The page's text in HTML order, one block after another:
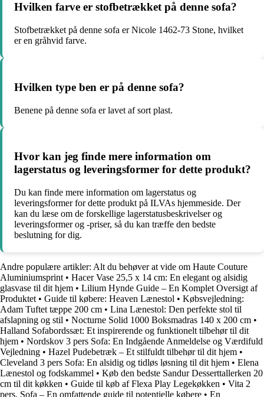
Hvilken farve er stofbetrækket på denne sofa?
Stofbetrækket på denne sofa er Nicole 1462-73 Stone, hvilket
er en gråhvid farve.
Hvilken type ben er på denne sofa?
Benene på denne sofa er lavet af sort plast.
Hvor kan jeg finde mere information om
lagerstatus og leveringsformer for dette produkt?
Du kan finde mere information om lagerstatus og
leveringsformer for dette produkt på ILVAs hjemmeside. Der
kan du læse om de forskellige lagerstatusbeskrivelser og
leveringsformer og -priser, så du kan træffe den bedste
beslutning for dig.
Andre populære artikler: Alt du behøver at vide om Haute Couture
Aluminiumsprint • Hacer Vase 25,5 x 14 cm: En elegant og alsidig
glasvase til dit hjem • Lilium Hynde Guide – En Komplet Oversigt af
Produktet • Guide til købere: Heaven Lænestol • Købsvejledning:
Adam Tuftet tæppe 200 cm • Lina Lænestol: Den perfekte stol til
afslapning og stil • Nocturne Solid 1000 Boksmadras 140 x 200 cm •
Halland Sofabordssæt: Et inspirerende og funktionelt tilbehør til dit
hjem • Nordskov 3 pers Sofa: En Indgående Anmeldelse og Værdifuld
Vejledning • Hazel Pudebetræk – Et stilfuldt tilbehør til dit hjem •
Cleveland 3 pers Sofa: En alsidig og tidløs løsning til dit hjem • Elena
Lænestol og fodskammel • Køb den bedste Sandur Desserttallerken 20
cm til dit køkken • Guide til køb af Flexa Play Legekøkken • Vita 2
pers. Sofa – En omfattende guide til potentielle købere • En